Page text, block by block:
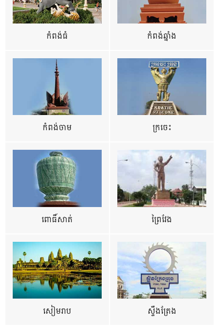
កំពង់ធំ កំពង់ឆ្នាំង
កំពង់ចាម ក្រចេះ
ពោធិ៍សាត់ ព្រៃវែង
សៀមរាប ស្ទឹងត្រែង